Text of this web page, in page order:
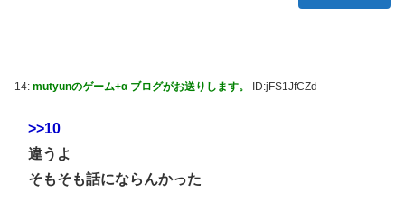
14: mutyunのゲーム+α ブログがお送りします。 ID:jFS1JfCZd
>>10
違うよ
そもそも話にならんかった